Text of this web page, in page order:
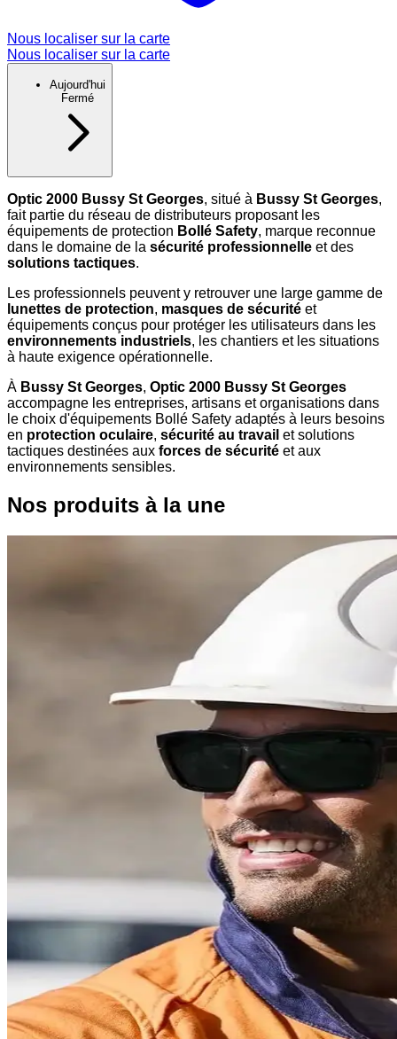
Nous localiser sur la carte
Nous localiser sur la carte
Aujourd'hui
Fermé
Optic 2000 Bussy St Georges, situé à Bussy St Georges,
fait partie du réseau de distributeurs proposant les
équipements de protection Bollé Safety, marque reconnue
dans le domaine de la sécurité professionnelle et des
solutions tactiques.
Les professionnels peuvent y retrouver une large gamme de
lunettes de protection, masques de sécurité et
équipements conçus pour protéger les utilisateurs dans les
environnements industriels, les chantiers et les situations
à haute exigence opérationnelle.
À Bussy St Georges, Optic 2000 Bussy St Georges
accompagne les entreprises, artisans et organisations dans
le choix d'équipements Bollé Safety adaptés à leurs besoins
en protection oculaire, sécurité au travail et solutions
tactiques destinées aux forces de sécurité et aux
environnements sensibles.
Nos produits à la une